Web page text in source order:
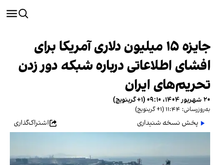
جایزه ۱۵ میلیون دلاری آمریکا برای
افشای اطلاعاتی درباره شبکه دور زدن
تحریم‌های ایران
۲۰ شهریور ۱۴۰۴، ۰۹:۱۰ (‎+۱ گرینویچ)
به‌روزرسانی: ۱۱:۴۴ (‎+۱ گرینویچ)
پخش نسخه شنیداری اشتراک‌گذاری